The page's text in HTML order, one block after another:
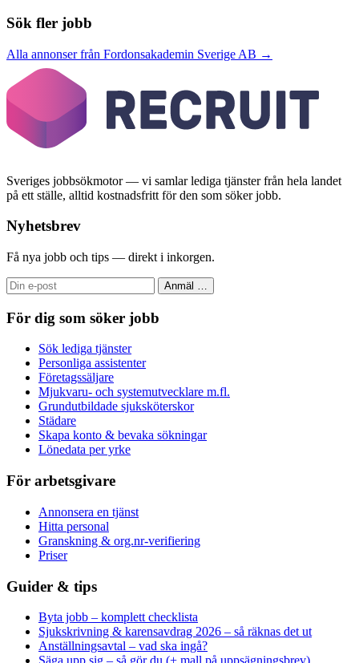
Sök fler jobb
Alla annonser från Fordonsakademin Sverige AB →
Sveriges jobbsökmotor — vi samlar lediga tjänster från hela landet
på ett ställe, alltid kostnadsfritt för den som söker jobb.
Nyhetsbrev
Få nya jobb och tips — direkt i inkorgen.
Anmäl …
För dig som söker jobb
Sök lediga tjänster
Personliga assistenter
Företagssäljare
Mjukvaru- och systemutvecklare m.fl.
Grundutbildade sjuksköterskor
Städare
Skapa konto & bevaka sökningar
Lönedata per yrke
För arbetsgivare
Annonsera en tjänst
Hitta personal
Granskning & org.nr-verifiering
Priser
Guider & tips
Byta jobb – komplett checklista
Sjukskrivning & karensavdrag 2026 – så räknas det ut
Anställningsavtal – vad ska ingå?